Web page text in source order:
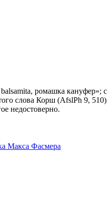
ромашка кануфер»;
слова Корш (AfslPh 9,
недостоверно.
Макса Фасмера